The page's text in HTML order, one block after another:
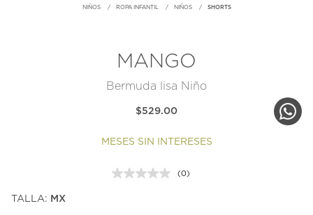
NIÑOS ROPA INFANTIL NIÑOS SHORTS
MANGO
Bermuda lisa Niño
$529.00
MESES SIN INTERESES
Sin
(0)
TALLA: MX